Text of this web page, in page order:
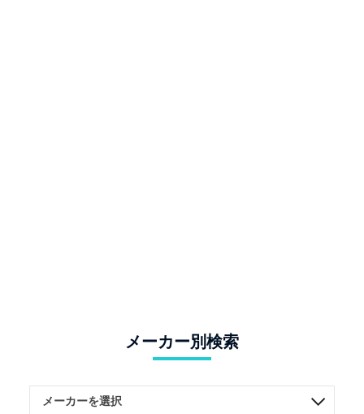
メーカー別検索